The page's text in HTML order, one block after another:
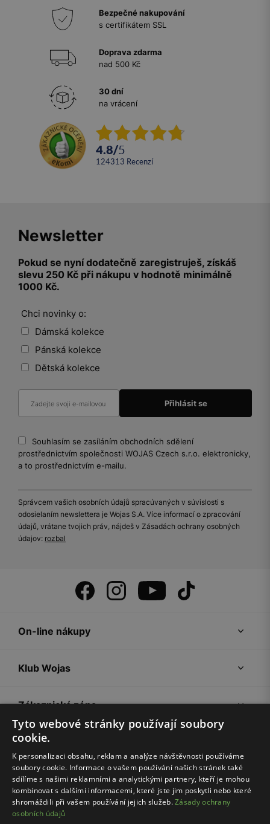
Bezpečné nakupování
s certifikátem SSL
Doprava zdarma
nad 500 Kč
30 dní
na vrácení
4.8/5
124313 recenzí
Newsletter
Pokud se nyní dodatečně zaregistruješ, získáš
slevu 250 Kč při nákupu v hodnotě minimálně
1000 Kč.
Chci novinky o:
Dámská kolekce
Pánská kolekce
Dětská kolekce
Souhlasím se zasíláním obchodních sdělení
prostřednictvím společnosti WOJAS Czech s.r.o. elektronicky,
a to prostřednictvím e-mailu.
Správcem vašich osobních údajů spracúvaných v súvislosti s
odosielaním newslettera je Wojas S.A. Více informací o zpracování
údajů, vrátane tvojich práv, nájdeš v Zásadách ochrany osobných
údajov: rozbal
On-line nákupy
Klub Wojas
Zákaznická zóna
Společnost Wojas
Rady
Tyto webové stránky používají soubory
cookie.
K personalizaci obsahu, reklam a analýze návštěvnosti používáme
soubory cookie. Informace o vašem používání našich stránek také
sdílíme s našimi reklamními a analytickými partnery, kteří je mohou
kombinovat s dalšími informacemi, které jste jim poskytli nebo které
shromáždili při vašem používání jejich služeb.Zásady ochrany
osobních údajů